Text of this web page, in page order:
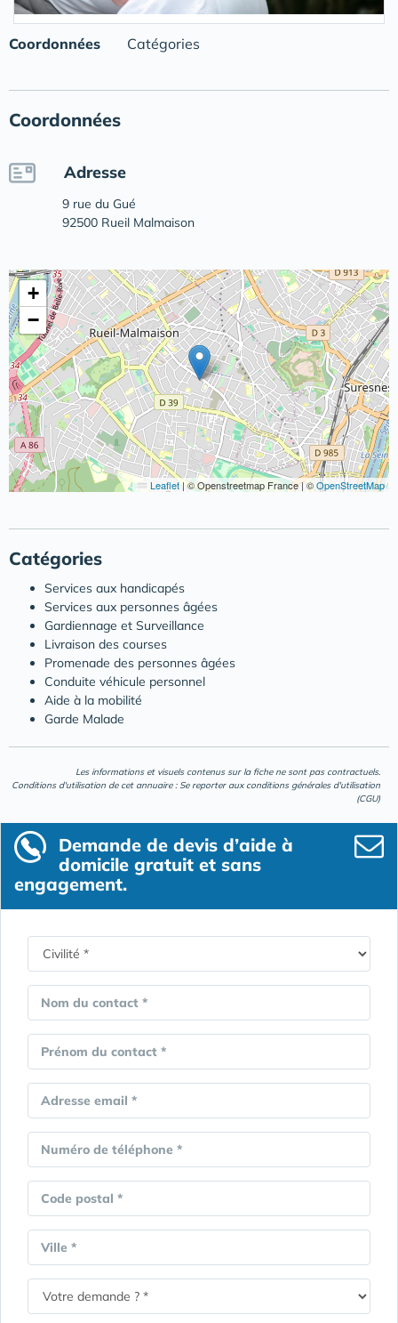
Coordonnées Catégories
Coordonnées
Adresse
9 rue du Gué
92500 Rueil Malmaison
+
−
Leaflet |© Openstreetmap France | ©OpenStreetMap
Catégories
Services aux handicapés
Services aux personnes âgées
Gardiennage et Surveillance
Livraison des courses
Promenade des personnes âgées
Conduite véhicule personnel
Aide à la mobilité
Garde Malade
Les informations et visuels contenus sur la fiche ne sont pas contractuels.
Conditions d'utilisation de cet annuaire : Se reporter aux conditions générales d'utilisation
(CGU)
Demande de devis d’aide à
domicile gratuit et sans
engagement.
Nom du contact *
Prénom du contact *
Adresse email *
Numéro de téléphone *
Code postal *
Ville *